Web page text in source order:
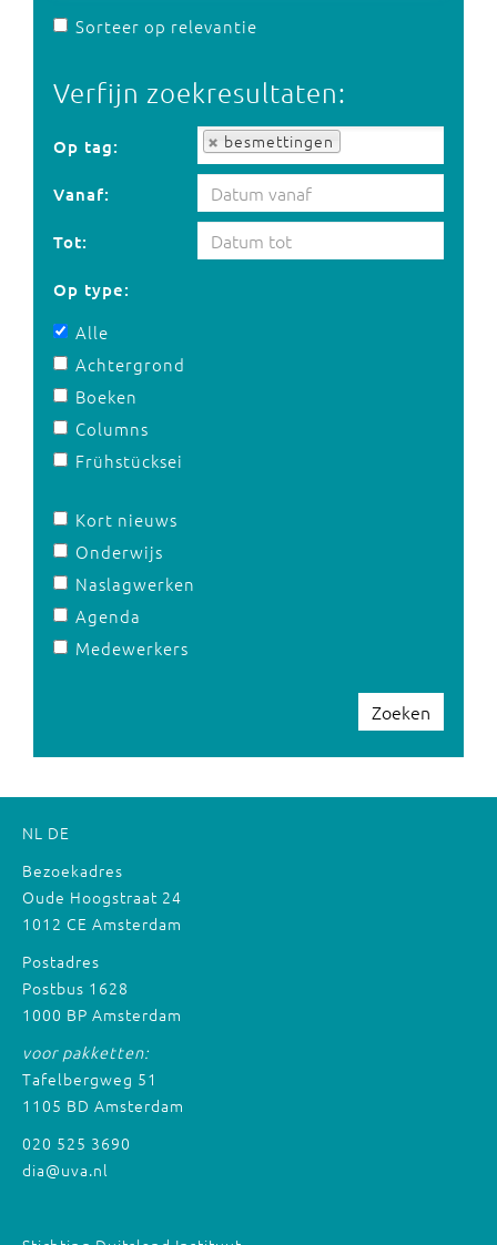
Sorteer op relevantie
Verfijn zoekresultaten:
Op tag: besmettingen
Op tag:
Vanaf:
Tot:
Op type:
Alle
Achtergrond
Boeken
Columns
Frühstücksei
Kort nieuws
Onderwijs
Naslagwerken
Agenda
Medewerkers
Zoeken
NL DE
Bezoekadres
Oude Hoogstraat 24
1012 CE Amsterdam
Postadres
Postbus 1628
1000 BP Amsterdam
voor pakketten:
Tafelbergweg 51
1105 BD Amsterdam
020 525 3690
dia@uva.nl